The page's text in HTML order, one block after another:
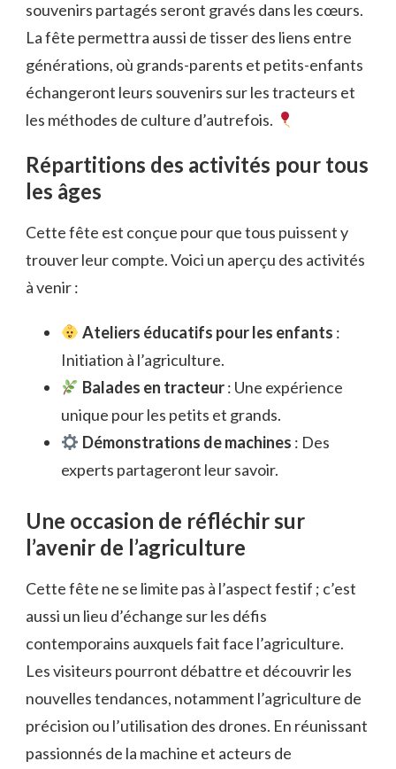
souvenirs partagés seront gravés dans les cœurs.
La fête permettra aussi de tisser des liens entre
générations, où grands-parents et petits-enfants
échangeront leurs souvenirs sur les tracteurs et
les méthodes de culture d’autrefois.
Répartitions des activités pour tous
les âges
Cette fête est conçue pour que tous puissent y
trouver leur compte. Voici un aperçu des activités
à venir :
Ateliers éducatifs pour les enfants :
Initiation à l’agriculture.
Balades en tracteur: Une expérience
unique pour les petits et grands.
Démonstrations de machines : Des
experts partageront leur savoir.
Une occasion de réfléchir sur
l’avenir de l’agriculture
Cette fête ne se limite pas à l’aspect festif ; c’est
aussi un lieu d’échange sur les défis
contemporains auxquels fait face l’agriculture.
Les visiteurs pourront débattre et découvrir les
nouvelles tendances, notamment l’agriculture de
précision ou l’utilisation des drones. En réunissant
passionnés de la machine et acteurs de